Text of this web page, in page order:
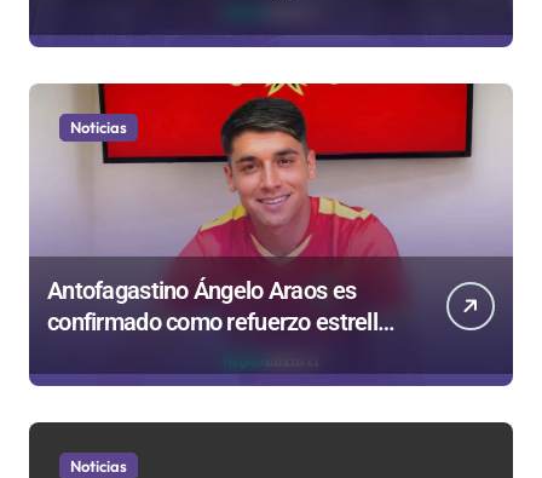
laborales
Noticias
Antofagastino Ángelo Araos es
confirmado como refuerzo estrella
Noticias